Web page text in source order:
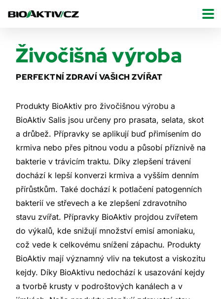
Živočišná výroba
PERFEKTNÍ ZDRAVÍ VAŠICH ZVÍŘAT
Produkty BioAktiv pro živočišnou výrobu a
BioAktiv Salis jsou určeny pro prasata, selata, skot
a drůbež. Přípravky se aplikují buď přimísením do
krmiva nebo přes pitnou vodu a působí příznivě na
bakterie v trávicím traktu. Díky zlepšení trávení
dochází k lepší konverzi krmiva a vyšším denním
přírůstkům. Také dochází k potlačení patogenních
bakterií ve střevech a ke zlepšení zdravotního
stavu zvířat. Přípravky BioAktiv projdou zvířetem
do výkalů, kde snižují množství emisí amoniaku,
což vede k celkovému snížení zápachu. Produkty
BioAktiv mají významný vliv na tekutost a viskozitu
kejdy. Díky BioAktivu nedochází k usazování kejdy
a tvorbě krusty v podroštových kanálech a v